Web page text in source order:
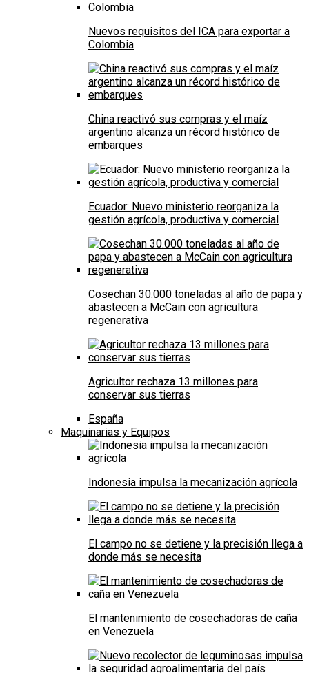
Nuevos requisitos del ICA para exportar a
Colombia
China reactivó sus compras y el maíz
argentino alcanza un récord histórico de
embarques
Ecuador: Nuevo ministerio reorganiza la
gestión agrícola, productiva y comercial
Cosechan 30.000 toneladas al año de papa y
abastecen a McCain con agricultura
regenerativa
Agricultor rechaza 13 millones para
conservar sus tierras
España
Maquinarias y Equipos
Indonesia impulsa la mecanización agrícola
El campo no se detiene y la precisión llega a
donde más se necesita
El mantenimiento de cosechadoras de caña
en Venezuela